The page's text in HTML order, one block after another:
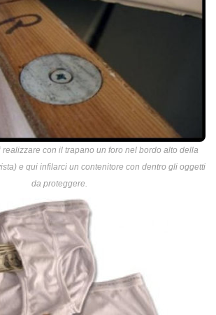
con il trapano un foro nel bordo alto della
e qui infilarci un contenitore con dentro gli oggetti
da proteggere.